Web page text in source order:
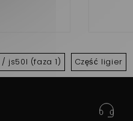
js50l (faza 1) Część ligier